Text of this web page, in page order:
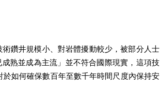
鑽井規模小、對岩體擾動較少，被部分人士
熟並成為主流」並不符合國際現實，這項技
如何確保數百年至數千年時間尺度內保持安